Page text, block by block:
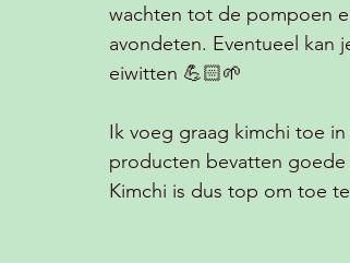
wachten tot de pompoen
avondeten. Eventueel
eiwitten 💪🏻🌱
Ik voeg graag kimchi toe
producten bevatten
Kimchi is dus top om toe